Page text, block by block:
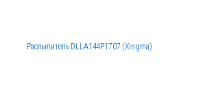
Распылитель DLLA144P1707 (Xingma)